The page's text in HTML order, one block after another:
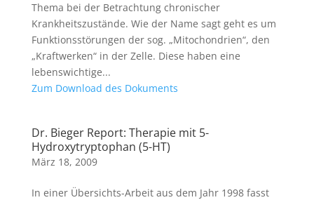
Thema bei der Betrachtung chronischer
Krankheitszustände. Wie der Name sagt geht es um
Funktionsstörungen der sog. „Mitochondrien“, den
„Kraftwerken“ in der Zelle. Diese haben eine
lebenswichtige...
Zum Download des Dokuments
Dr. Bieger Report: Therapie mit 5-
Hydroxytryptophan (5-HT)
März 18, 2009
In einer Übersichts-Arbeit aus dem Jahr 1998 fasst